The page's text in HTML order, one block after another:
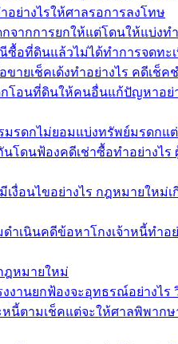
ย่างไรให้ศาลรอการลงโทษ
ากการยกให้แต่โดนให้แบ่งทำ
อที่ดินแล้วไม่ได้ทำการจดท
ยเช็คเด้งทำอย่างไร คดีเช็ค
โอนที่ดินให้คนอื่นแก้ปัญหาอย่
รดกไม่ยอมแบ่งทรัพย์มรดกแต่
ดนฟ้องคดีเช่าซื้อทำอย่างไ
อนไขอย่างไร กฎหมายใหม่
เนินคดีข้อหาโกงเจ้าหนี้ทำอ
ฎหมายใหม่
านยกฟ้องจะอุทธรณ์อย่างไ
หนี้ตามเช็คแต่จะให้ศาลพิพาก